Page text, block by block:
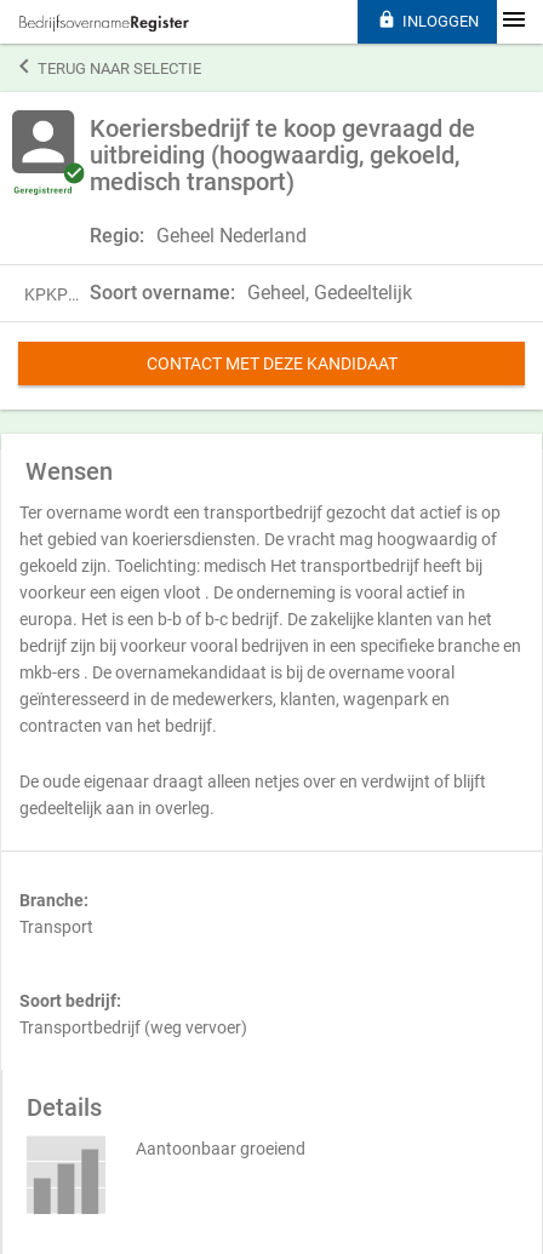
TERUG NAAR SELECTIE
Koeriersbedrijf te koop gevraagd de
uitbreiding (hoogwaardig, gekoeld,
medisch transport)
Regio: Geheel Nederland
KPKP19JYH17B Soort overname: Geheel, Gedeeltelijk
CONTACT MET DEZE KANDIDAAT
Wensen
Ter overname wordt een transportbedrijf gezocht dat actief is op
het gebied van koeriersdiensten. De vracht mag hoogwaardig of
gekoeld zijn. Toelichting: medisch Het transportbedrijf heeft bij
voorkeur een eigen vloot . De onderneming is vooral actief in
europa. Het is een b-b of b-c bedrijf. De zakelijke klanten van het
bedrijf zijn bij voorkeur vooral bedrijven in een specifieke branche en
mkb-ers . De overnamekandidaat is bij de overname vooral
geïnteresseerd in de medewerkers, klanten, wagenpark en
contracten van het bedrijf.
De oude eigenaar draagt alleen netjes over en verdwijnt of blijft
gedeeltelijk aan in overleg.
Branche:
Transport
Soort bedrijf:
Transportbedrijf (weg vervoer)
Details
Aantoonbaar groeiend
 INLOGGEN